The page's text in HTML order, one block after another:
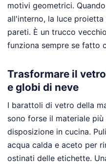
motivi geometrici.
all'interno, la luce
pareti. È un trucco
funziona sempre se fatto
Trasformare il
e globi di neve
I barattoli di vetro della
sono forse il materiale
disposizione in cucina.
acqua calda e aceto per
ostinati delle etichette.